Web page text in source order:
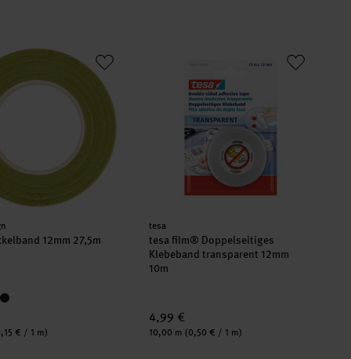
12mm 27,5m
12mm 27,5m
€ / 1 m)
Hersteller:
tesa
tesa film® Doppelseitiges
Klebeband transparent 12mm
10m
4,99 €
Inhalt:
10,00 m (0,50 € / 1 m)